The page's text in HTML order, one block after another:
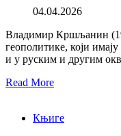
04.04.2026
Владимир Кршљанин
геополитике, који
и у руским и другим
Read More
Књиге